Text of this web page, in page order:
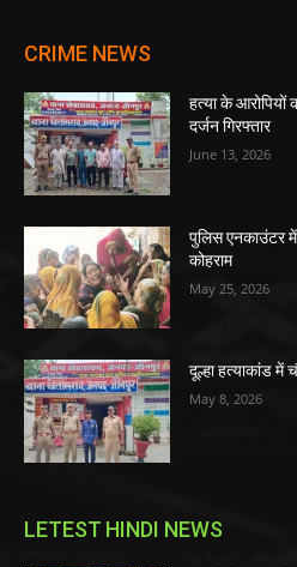
CRIME NEWS
हत्या के
दर्जन गिरफ्तार
June 13, 2026
पुलिस एनकाउंटर
कोहराम
May 25, 2026
दूल्हा हत्याकांड में
May 8, 2026
LETEST HINDI NEWS